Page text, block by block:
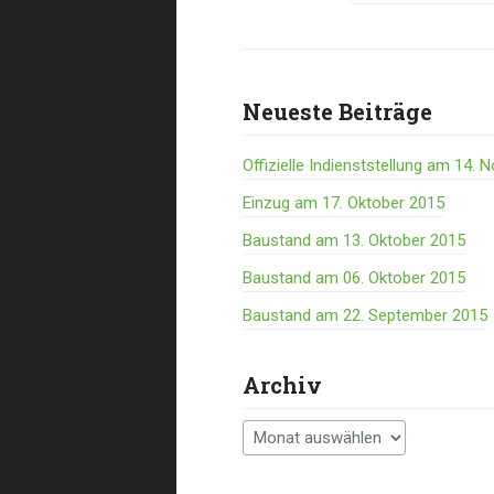
Neueste Beiträge
Offizielle Indienststellung am 14.
Einzug am 17. Oktober 2015
Baustand am 13. Oktober 2015
Baustand am 06. Oktober 2015
Baustand am 22. September 2015
Archiv
Archiv